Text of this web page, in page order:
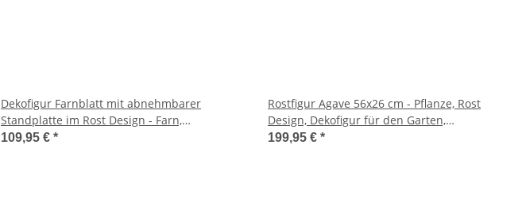
Dekofigur Farnblatt mit abnehmbarer
Standplatte im Rost Design - Farn,
Gartenstecker, Rostfigur für den Garten,
109,95 € *
Rostfigur Agave 56x26 cm - Pflanze, Rost
Design, Dekofigur für den Garten,
Gartendeko, Metalldeko
199,95 € *